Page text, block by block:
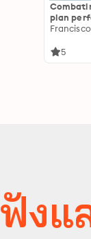
plan
dormir
5
ฟังแ